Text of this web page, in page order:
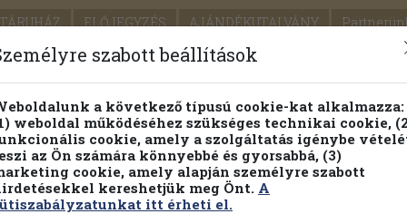
ELŐJEGYZÉS AJÁNDÉKUTALVÁNY
SEGÍTSÉG
PILLANATNYI ÁRAINK FENNTARTHATÓ
Részletes kereső Témaköri fa
szabott beállítások
a következő típusú cookie-kat alkalmazza:
weboldal működéséhez szükséges technikai cookie,
cookie, amely a szolgáltatás igénybe
az Ön számára könnyebbé és gyorsabbá, (3)
cookie, amely alapján személyre szabott
kereshetjük meg Önt. A
itt érheti el.